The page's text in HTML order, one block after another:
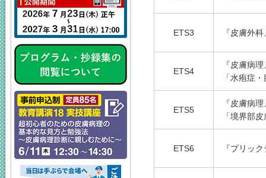
ETS3 『皮膚外
ETS4
『皮膚病理
「水疱症
ETS5
『皮膚病理
「境界部
ETS6 『プリッ